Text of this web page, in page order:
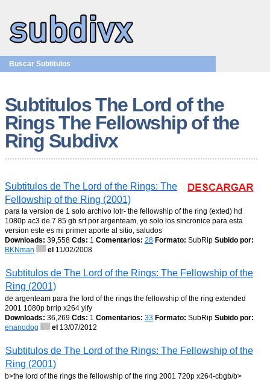
Buscar Subtitulos
Subtitulos The Lord of the
Rings The Fellowship of the
Ring Subdivx
Subtitulos de The Lord of the Rings: The
Fellowship of the Ring (2001)
para la version de 1 solo archivo lotr- the fellowship of the ring (exted) hd
1080p ac3 de 7 85 gb srt por argenteam, yo solo los sincronice para esta
version este es mi primer aporte al sitio, saludos
Downloads: 39,558 Cds: 1 Comentarios: 28 Formato: SubRip Subido por:
BKNman
el 11/02/2008
Subtitulos de The Lord of the Rings: The Fellowship of the
Ring (2001)
de argenteam para the lord of the rings the fellowship of the ring extended
2001 1080p brrip x264 yify
Downloads: 36,269 Cds: 1 Comentarios: 33 Formato: SubRip Subido por:
enanodog
el 13/07/2012
Subtitulos de The Lord of the Rings: The Fellowship of the
Ring (2001)
b>the lord of the rings the fellowship of the ring 2001 720p x264-cbgb/b>